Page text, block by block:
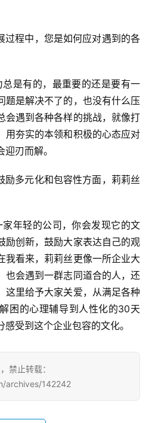
题是解决不了的，也没有什么压
会遇到各种各样的挑战，就像打
用夯实的本领和积极的心态应对
刃而解。
励创新，鼓励大家表达自己的观
我看来，莉莉丝更像一所企业大
也会遇到一群志同道合的人，还
这里给予大家关爱，从满足各种
困的心理辅导到人性化的30天
受到这个企业包容的文化。
禁止转载：
archives/142242